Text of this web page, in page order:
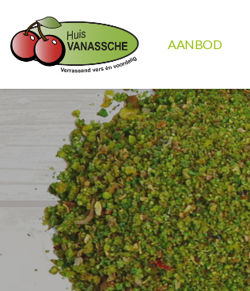
AANBOD